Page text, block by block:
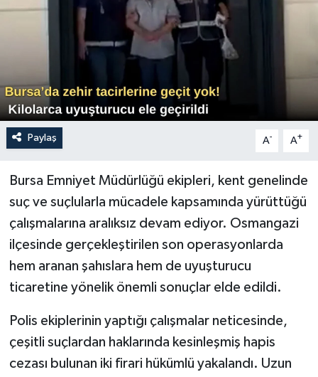
Paylaş A- A+
Bursa Emniyet Müdürlüğü ekipleri, kent genelinde
suç ve suçlularla mücadele kapsamında yürüttüğü
çalışmalarına aralıksız devam ediyor. Osmangazi
ilçesinde gerçekleştirilen son operasyonlarda
hem aranan şahıslara hem de uyuşturucu
ticaretine yönelik önemli sonuçlar elde edildi.
Polis ekiplerinin yaptığı çalışmalar neticesinde,
çeşitli suçlardan haklarında kesinleşmiş hapis
cezası bulunan iki firari hükümlü yakalandı. Uzun
Türkiye